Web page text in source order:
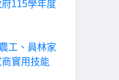
府115學年度
工、員林家
實用技能